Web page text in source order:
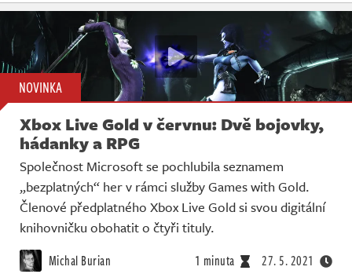
NOVINKA
Xbox Live Gold v červnu: Dvě bojovky,
hádanky a RPG
Společnost Microsoft se pochlubila seznamem
„bezplatných“ her v rámci služby Games with Gold.
Členové předplatného Xbox Live Gold si svou digitální
knihovničku obohatit o čtyři tituly.
Michal Burian 1 minuta 27. 5. 2021